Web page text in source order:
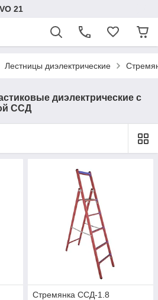
21
Лестницы диэлектрические
диэлектрические с
ССД
Стремянка ССД-1.8